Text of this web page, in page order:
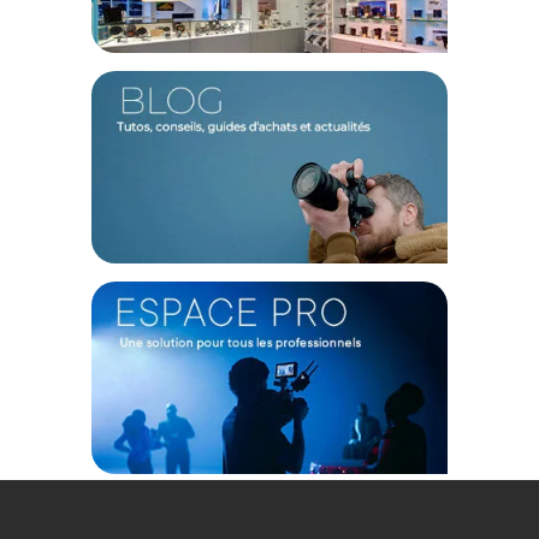
Un véritable look cinéma
Le Laowa Proteus signe sa gamme d’objectifs
anamorphiques avec un rapport de compression constant de
2X. Composé de blocs anamorphiques et sphériques, vous
pourrez tirer parti d'un champ de visée artificiellement élargi
et ainsi offrir à vos images un véritable look anamorphique
Vous aurez un beau rendu cinéma, avec un bokeh oval, qui
transformera la lumière circulaire en lumière ovale. De plus
teinte chaleureuse et élégante, cela apportera un ton et une
ambiance à votre scène.
Doté d’une ouverture T2, cela vous permettra de filmer de
belles images en basse lumière. Vous pourrez également
profiter d’une netteté et d’un contraste impressionnant avec
une faible profondeur de champ.